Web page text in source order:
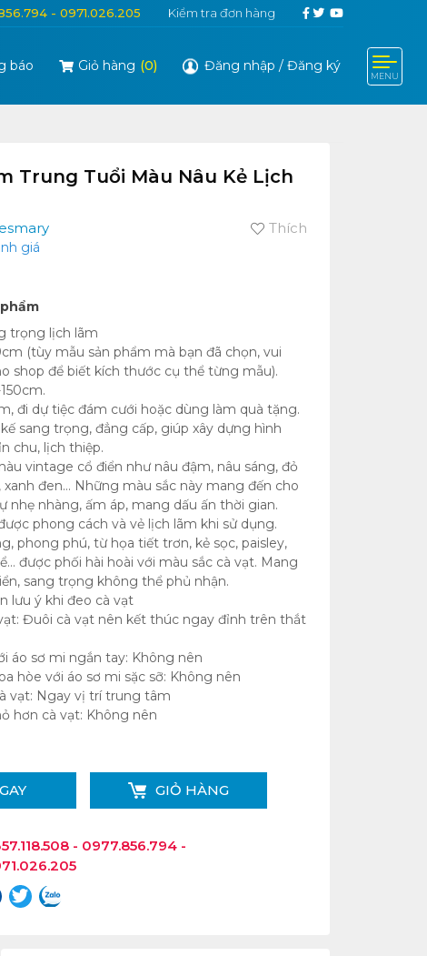
- 0971.026.205 Kiểm tra đơn hàng
báo Giỏ hàng (0) Đăng nhập / Đăng ký
MENU
Trung Tuổi Màu Nâu Kẻ Lịch
Thích
giá
trọng lịch lãm
(tùy mẫu sản phẩm mà bạn đã chọn, vui
shop để biết kích thước cụ thể từng mẫu).
đi dự tiệc đám cưới hoặc dùng làm quà tặng.
sang trọng, đẳng cấp, giúp xây dựng hình
chu, lịch thiệp.
vintage cổ điển như nâu đậm, nâu sáng, đỏ
xanh đen… Những màu sắc này mang đến cho
nhẹ nhàng, ấm áp, mang dấu ấn thời gian.
phong cách và vẻ lịch lãm khi sử dụng.
phong phú, từ họa tiết trơn, kẻ sọc, paisley,
được phối hài hoài với màu sắc cà vạt. Mang
sang trọng không thể phủ nhận.
lưu ý khi đeo cà vạt
Đuôi cà vạt nên kết thúc ngay đỉnh trên thắt
áo sơ mi ngắn tay: Không nên
hòe với áo sơ mi sặc sỡ: Không nên
vạt: Ngay vị trí trung tâm
hơn cà vạt: Không nên
GIỎ HÀNG
- 0977.856.794 -